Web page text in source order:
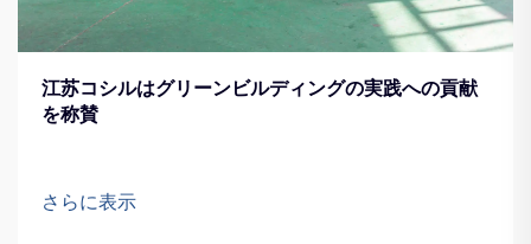
江苏コシルはグリーンビルディングの実践への貢献
を称賛
さらに表示